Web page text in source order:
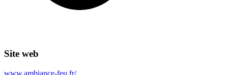
Site web